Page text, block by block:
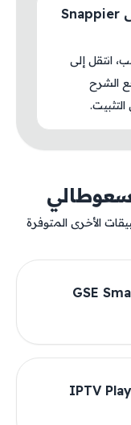
ما الخطوة التالية بعد العثور على Snappier
انتقل إلى
الشرح
الأخرى المتوفرة
GSE
IPTV